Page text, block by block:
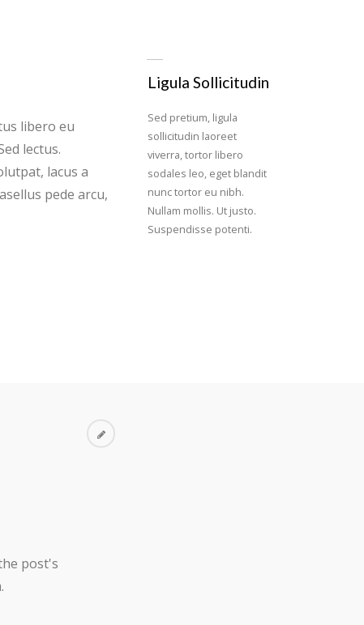
Ligula Sollicitudin
Sed pretium, ligula
sollicitudin laoreet
viverra, tortor libero
sodales leo, eget blandit
nunc tortor eu nibh.
Nullam mollis. Ut justo.
Suspendisse potenti.
libero eu
lectus.
lacus a
pede arcu,
post's